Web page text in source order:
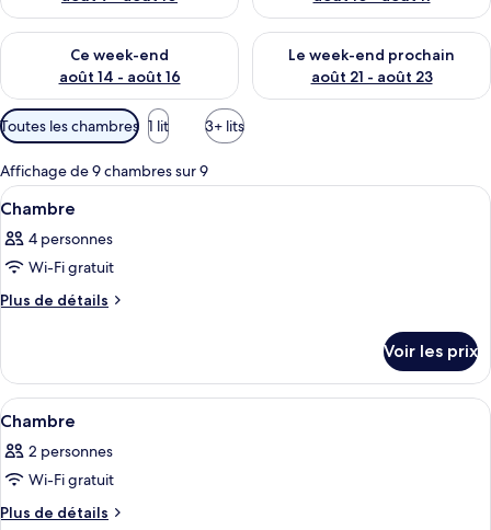
Ce week-end
août 14 - août 16
Vérifier la disponibilité pour ce week-end août 14 - août 16
Le week-end prochain
août 21 - août 23
Vérifier la disponibilité pour
Filtres
disponibles
pour
les
chambres
Toutes les chambres 1 lit 3+ lits
Affichage de 9 chambres sur 9
Afficher
toutes
les
photos
pour
de
chambre :
Chambre
Literie de qualité supérieure,
7
Chambre
4 personnes
Wi-Fi gratuit
Plus de détails
Plus
le
type
de
Chambre
Voir les prix
Afficher
toutes
les
photos
pour
Literie de qualité supérieure,
8
Chambre
2 personnes
Wi-Fi gratuit
Plus de détails
Plus